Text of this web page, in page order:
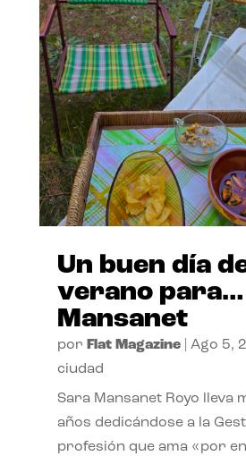
Un buen día
verano
Mansanet
por Flat Magazine| Ago 5,
ciudad
Sara Mansanet Royo lleva
años dedicándose a la
profesión que ama «por